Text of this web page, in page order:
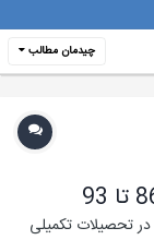
چیدمان مطالب
تحصیلات تکمیلی